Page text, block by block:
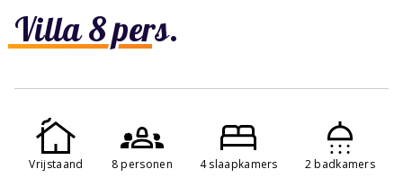
Villa 8 pers.
Vrijstaand 8 personen 4 slaapkamers 2 badkamers